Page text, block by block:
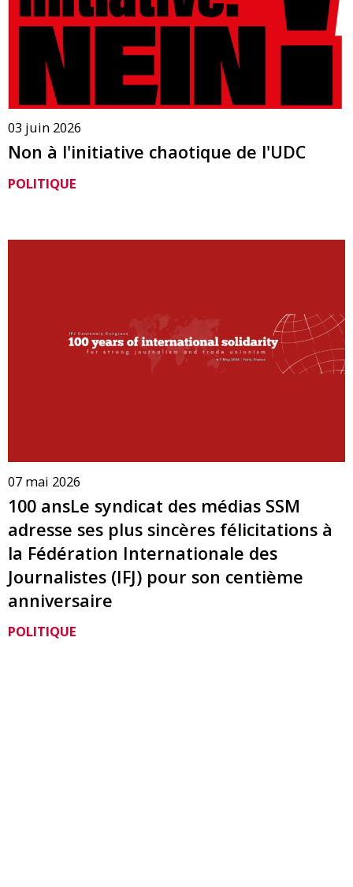
03 juin 2026
Non à l'initiative chaotique de l'UDC
POLITIQUE
07 mai 2026
100 ansLe syndicat des médias SSM
adresse ses plus sincères félicitations à
la Fédération Internationale des
Journalistes (IFJ) pour son centième
anniversaire
POLITIQUE